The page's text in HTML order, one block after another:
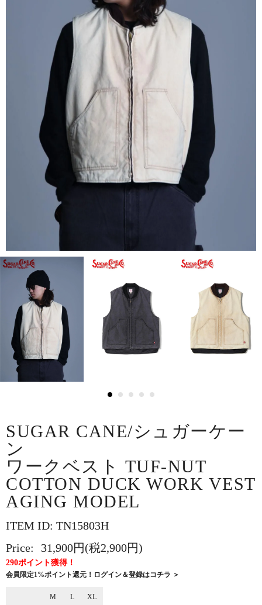
SUGAR CANE/シュガーケー
ン
ワークベスト TUF-NUT
COTTON DUCK WORK VEST
AGING MODEL
ITEM ID: TN15803H
Price:
31,900円(税2,900円)
290ポイント獲得！
会員限定1%ポイント還元！ログイン＆登録はコチラ ＞
M L XL